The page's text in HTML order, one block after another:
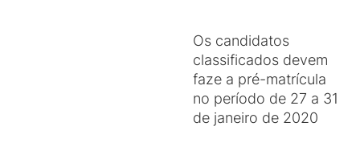
Os candidatos
classificados devem
faze a pré-matrícula
no período de 27 a 31
de janeiro de 2020